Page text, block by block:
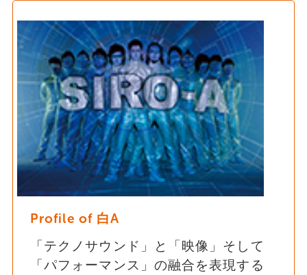
Profile of 白A
「テクノサウンド」と「映像」そして
「パフォーマンス」の融合を表現する